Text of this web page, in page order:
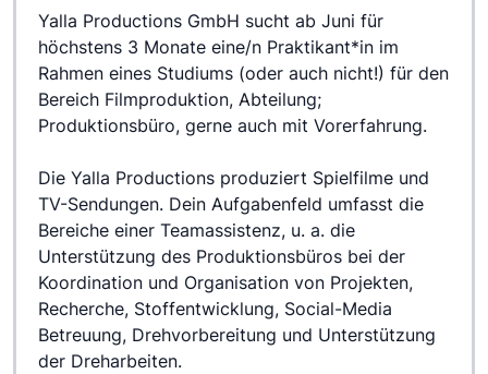
Yalla Productions GmbH sucht ab Juni für
höchstens 3 Monate eine/n Praktikant*in im
Rahmen eines Studiums (oder auch nicht!) für den
Bereich Filmproduktion, Abteilung;
Produktionsbüro, gerne auch mit Vorerfahrung.
Die Yalla Productions produziert Spielfilme und
TV-Sendungen. Dein Aufgabenfeld umfasst die
Bereiche einer Teamassistenz, u. a. die
Unterstützung des Produktionsbüros bei der
Koordination und Organisation von Projekten,
Recherche, Stoffentwicklung, Social-Media
Betreuung, Drehvorbereitung und Unterstützung
der Dreharbeiten.